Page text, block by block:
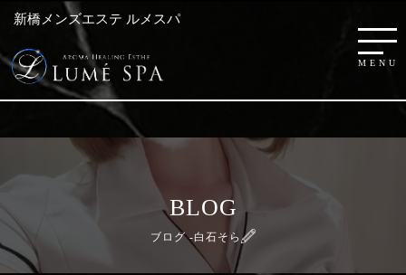
新橋メンズエステ ルメスパ
BLOG
ブログ -白石そら